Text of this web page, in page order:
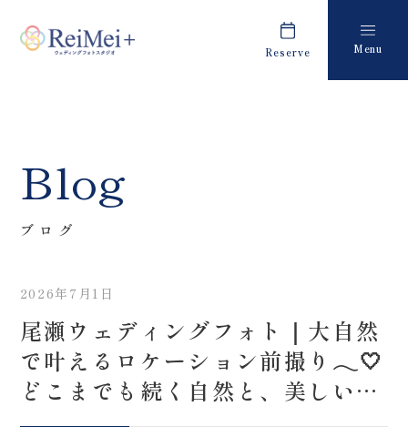
Reserve Menu
Costume
衣装
About us
Retouch
フォトレタッチ
Studio
スタジオ紹介
キャンペーン・お知らせ
Blog
ブログ
Blog
ブログ
2026年7月1日
尾瀬ウェディングフォト｜大自然
で叶えるロケーション前撮り𓂃🤍
どこまでも続く自然と、美しい景
色の中で。 カメラを向けるたび